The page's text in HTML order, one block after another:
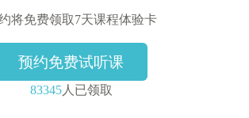
将免费领取7天课程体验卡
预约免费试听课
83345 人已领取